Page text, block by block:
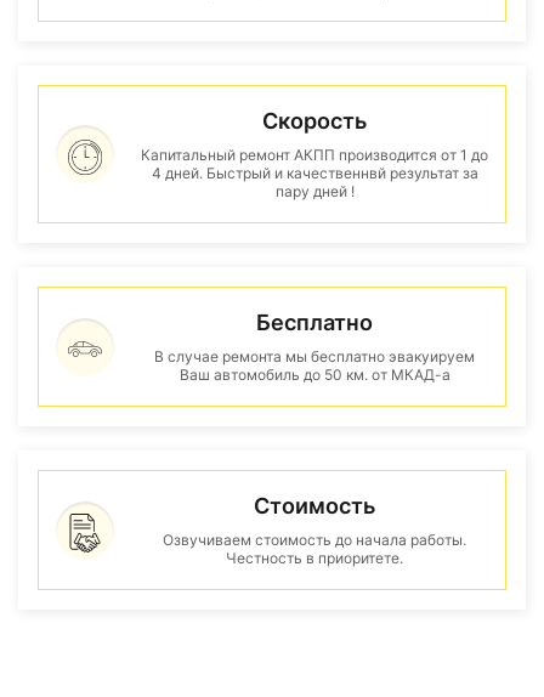
Скорость
Капитальный ремонт АКПП производится от 1 до
4 дней. Быстрый и качественнвй результат за
пару дней !
Бесплатно
В случае ремонта мы бесплатно эвакуируем
Ваш автомобиль до 50 км. от МКАД-а
Стоимость
Озвучиваем стоимость до начала работы.
Честность в приоритете.